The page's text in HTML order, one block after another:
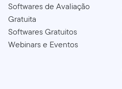
Softwares de Avaliação
Gratuita
Softwares Gratuitos
Webinars e Eventos